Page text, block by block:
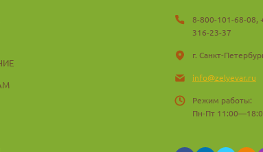
8-800-101-68-08,
316-23-37
г. Санкт-
info@zelyevar.ru
Режим работы:
Пн-Пт